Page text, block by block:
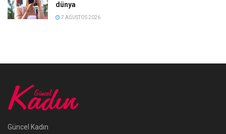
dünya
7 AĞUSTOS 2026
Güncel Kadın